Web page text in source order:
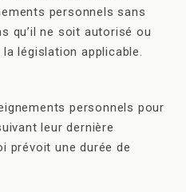
personnels sans
qu’il ne soit autorisé ou
législation applicable.
personnels pour
leur dernière
prévoit une durée de